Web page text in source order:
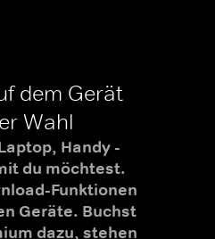
dem Gerät
Wahl
Handy -
du möchtest.
Funktionen
Geräte. Buchst
dazu, stehen